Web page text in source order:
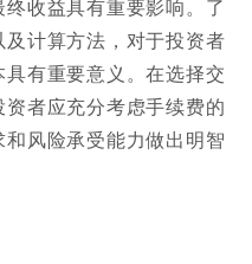
收益具有重要影响。了
计算方法，对于投资者
有重要意义。在选择交
者应充分考虑手续费的
风险承受能力做出明智